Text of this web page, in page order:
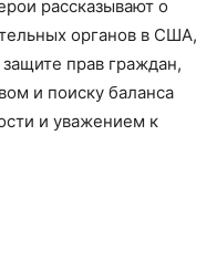
рассказывают о
органов в США,
прав граждан,
и поиску баланса
и уважением к